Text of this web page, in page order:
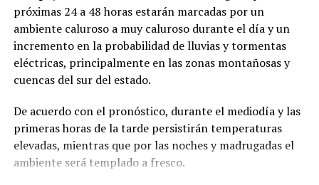
próximas 24 a 48 horas estarán marcadas por un
ambiente caluroso a muy caluroso durante el día y un
incremento en la probabilidad de lluvias y tormentas
eléctricas, principalmente en las zonas montañosas y
cuencas del sur del estado.
De acuerdo con el pronóstico, durante el mediodía y las
primeras horas de la tarde persistirán temperaturas
elevadas, mientras que por las noches y madrugadas el
ambiente será templado a fresco.